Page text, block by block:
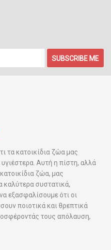
SUBSCRIBE ME
τα κατοικίδια ζώα μας
Αυτή η πίστη, αλλά
ζώα, μας
καλύτερα συστατικά,
εξασφαλίσουμε ότι οι
ποιοτικά και θρεπτικά
τους απόλαυση,